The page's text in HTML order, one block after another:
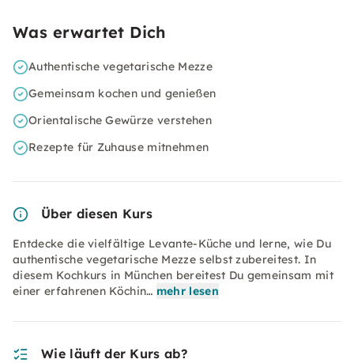
Was erwartet Dich
Authentische vegetarische Mezze
Gemeinsam kochen und genießen
Orientalische Gewürze verstehen
Rezepte für Zuhause mitnehmen
Über diesen Kurs
Entdecke die vielfältige Levante-Küche und lerne, wie Du
authentische vegetarische Mezze selbst zubereitest. In
diesem Kochkurs in München bereitest Du gemeinsam mit
einer erfahrenen Köchin… mehr lesen
Wie läuft der Kurs ab?